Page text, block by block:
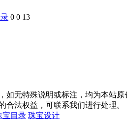
0 0 13
如无特殊说明或标注，均为本站
合法权益，可联系我们进行处理。
宝目录 珠宝设计